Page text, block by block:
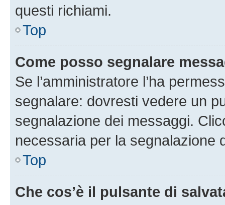
questi richiami.
Top
Come posso segnalare
Se l’amministratore l’ha
segnalare: dovresti vedere un
segnalazione dei messaggi.
necessaria per la segnalazione
Top
Che cos’è il pulsante di